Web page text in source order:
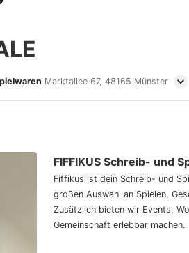
Marktallee 67, 48165 Münster
FIFFIKUS Schreib- und
Fiffikus ist dein Schreib- und
großen Auswahl an Spielen,
Zusätzlich bieten wir Events,
Gemeinschaft erlebbar machen.